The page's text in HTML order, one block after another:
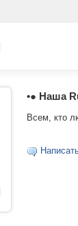
•● Наша
Всем, кто